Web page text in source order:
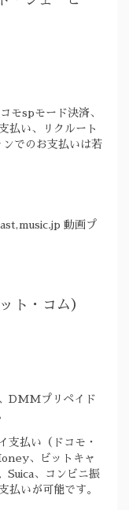
モspモード決済、
払い、リクルート
でのお支払いは若
動画プ
ト・コム）
DMMプリペイド
払い（ドコモ・
、ビットキャ
、コンビニ振
払いが可能です。